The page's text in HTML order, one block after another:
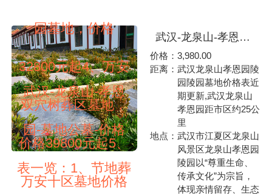
园墓地，价格
32800元起4、万安
双穴树葬区墓地，
价格39800元起5、
万安十区墓地价格
武汉-龙泉山-孝恩
园-墓地公墓-价格
表一览：1、节地葬
武汉-龙泉山-孝恩园-墓地公墓-价格表一览：1、节地葬单穴墓地-价格9588元起2、树葬双穴墓地-价格29888元起3、玉兰苑墓地-价格49888元起5、紫荆苑墓地-价格59888元起南北朝向前后安葬形式6、仁义园墓地-价格79888元起左右安葬7、福寿园墓地-价格89888元起朝南8、香荷园墓地-价格118888元起9、红荷园墓地-价格138888元起10、青荷园墓地-价格188888元起（本站内容及公墓价格仅供参考用，咨询电话02788311211）龙泉山-孝恩园
价格：3,980.00
距离：武汉龙泉山孝恩园陵
园陵园墓地价格表近
期更新,武汉龙泉山
孝恩园距市区约25公
里
地点：武汉市江夏区龙泉山
风景区龙泉山孝恩园
陵园以“尊重生命、
传承文化”为宗旨，
体现亲情留存、生态